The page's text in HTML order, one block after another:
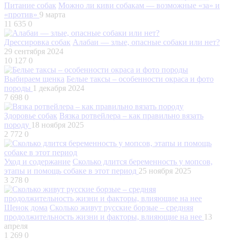
Питание собак Можно ли киви собакам — возможные «за» и
«против» 9 марта
11 635 0
Дрессировка собак Алабаи — злые, опасные собаки или нет?
29 сентября 2024
10 127 0
Выбираем щенка Белые таксы – особенности окраса и фото
породы 1 декабря 2024
7 698 0
Здоровье собак Вязка ротвейлера – как правильно вязать
породу 18 ноября 2025
2 772 0
Уход и содержание Сколько длится беременность у мопсов,
этапы и помощь собаке в этот период 25 ноября 2025
3 278 0
Щенок дома Сколько живут русские борзые – средняя
продолжительность жизни и факторы, влияющие на нее 13
апреля
1 269 0